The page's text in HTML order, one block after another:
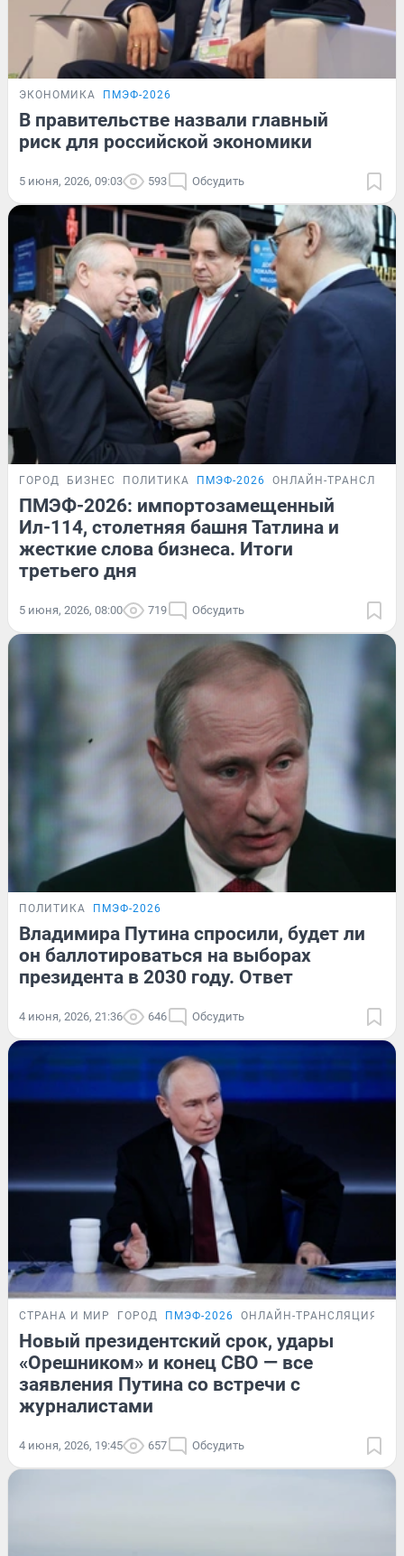
ЭКОНОМИКА ПМЭФ-2026
В правительстве назвали главный
риск для российской экономики
5 июня, 2026, 09:03 593 Обсудить
ГОРОД БИЗНЕС ПОЛИТИКА ПМЭФ-2026 ОНЛАЙН-
ПМЭФ-2026: импортозамещенный
Ил-114, столетняя башня Татлина и
жесткие слова бизнеса. Итоги
третьего дня
5 июня, 2026, 08:00 719 Обсудить
ПОЛИТИКА ПМЭФ-2026
Владимира Путина спросили, будет ли
он баллотироваться на выборах
президента в 2030 году. Ответ
4 июня, 2026, 21:36 646 Обсудить
СТРАНА И МИР ГОРОД ПМЭФ-2026 ОНЛАЙН-ТРАНСЛЯЦИЯ
Новый президентский срок, удары
«Орешником» и конец СВО — все
заявления Путина со встречи с
журналистами
4 июня, 2026, 19:45 657 Обсудить